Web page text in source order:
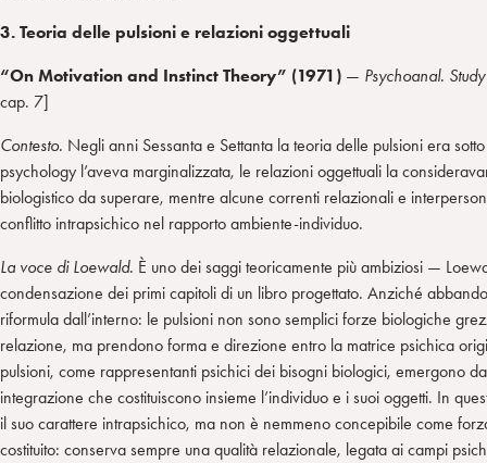
3. Teoria delle pulsioni e relazioni oggettuali
“On Motivation and Instinct Theory” (1971) — Psychoanal.
cap. 7]
Contesto. Negli anni Sessanta e Settanta la teoria delle pulsioni era
psychology l’aveva marginalizzata, le relazioni oggettuali la
biologistico da superare, mentre alcune correnti relazionali e
conflitto intrapsichico nel rapporto ambiente-individuo.
La voce di Loewald. È uno dei saggi teoricamente più ambiziosi —
condensazione dei primi capitoli di un libro progettato. Anziché
riformula dall’interno: le pulsioni non sono semplici forze biologiche
relazione, ma prendono forma e direzione entro la matrice psichica
pulsioni, come rappresentanti psichici dei bisogni biologici, emergono
integrazione che costituiscono insieme l’individuo e i suoi oggetti. In
il suo carattere intrapsichico, ma non è nemmeno concepibile come
costituito: conserva sempre una qualità relazionale, legata ai campi